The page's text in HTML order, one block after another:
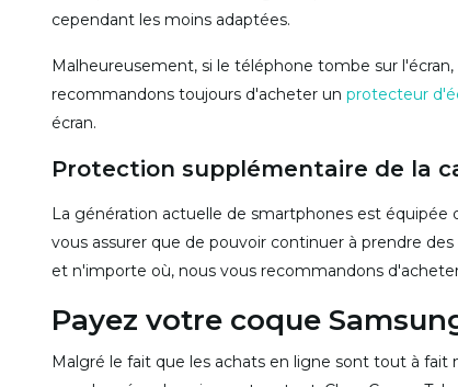
cependant les moins adaptées.
Malheureusement, si le téléphone tombe sur
recommandons toujours d'acheter un protecteur
écran.
Protection supplémentaire de la
La génération actuelle de smartphones est équipée
vous assurer que de pouvoir continuer à prendre
et n'importe où, nous vous recommandons
Payez votre coque
Malgré le fait que les achats en ligne sont tout à fait